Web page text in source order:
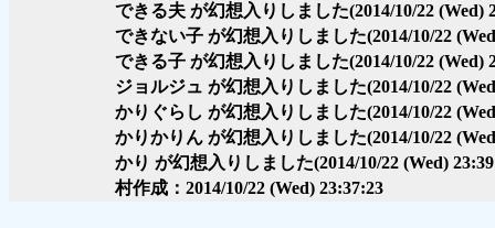
できる夫 が幻想入りしました(2014/10/22 (Wed)
できない子 が幻想入りしました(2014/10/22
できる子 が幻想入りしました(2014/10/22 (Wed)
ジョルジュ が幻想入りしました(2014/10/22
かりぐらし が幻想入りしました(2014/10/22
かりかりん が幻想入りしました(2014/10/22
かり が幻想入りしました(2014/10/22 (Wed)
村作成：2014/10/22 (Wed) 23:37:23